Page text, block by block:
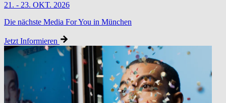
21. - 23. OKT. 2026
Die nächste Media For You in München
Jetzt Informieren